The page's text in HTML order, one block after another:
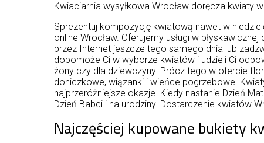
Kwiaciarnia wysyłkowa Wrocław doręcza kwiaty
Sprezentuj kompozycję kwiatową nawet w
online Wrocław. Oferujemy usługi w
przez Internet jeszcze tego samego dnia lub
dopomoże Ci w wyborze kwiatów i udzieli Ci
żony czy dla dziewczyny. Prócz tego w ofercie
doniczkowe, wiązanki i wieńce pogrzebowe.
najprzeróżniejsze okazje. Kiedy nastanie Dzień
Dzień Babci i na urodziny. Dostarczenie kwiatów
Najczęściej kupowane bukiety